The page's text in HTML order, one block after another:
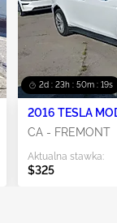
2d : 23h : 50m : 19s
2016 TESLA
CA - FREMONT
Aktualna stawka:
$325